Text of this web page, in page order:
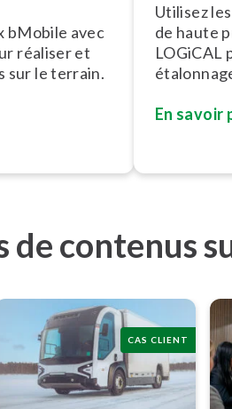
bMobile avec
réaliser et
sur le terrain.
Utilisez
de haute
LOGiCAL
En savoir
de contenus
CAS CLIENT